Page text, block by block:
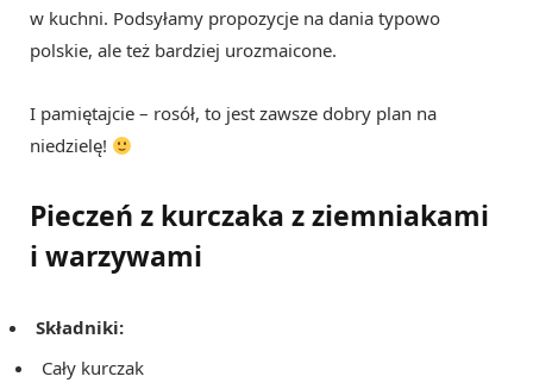
w kuchni. Podsyłamy propozycje na dania typowo
polskie, ale też bardziej urozmaicone.
I pamiętajcie – rosół, to jest zawsze dobry plan na
niedzielę!
Pieczeń z kurczaka z ziemniakami
i warzywami
Składniki:
Cały kurczak